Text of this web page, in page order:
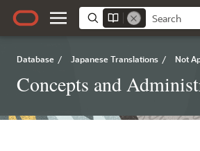
Database / Japanese Translations / Not
Concepts and